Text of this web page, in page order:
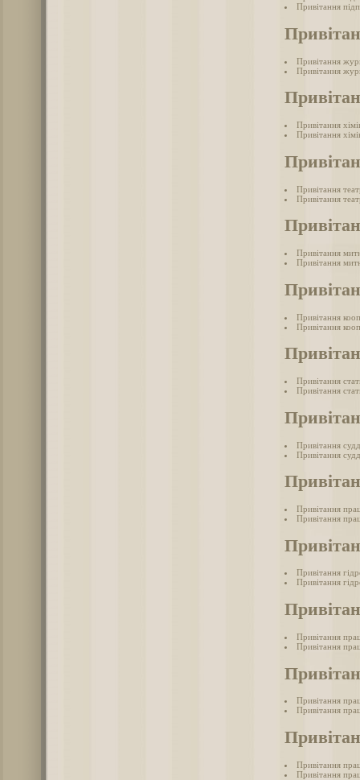
Привітання
Привітання
Привітання
Привітання
Привітання
Привітання
Привітання
Привітання
Привітання
Привітання
Привітання
Привітання
Привітання
Привітання
Привітання
Привітання
Привітання
Привітання
Привітання
Привітання
Привітання
Привітання
Привітання
Привітання
Привітання